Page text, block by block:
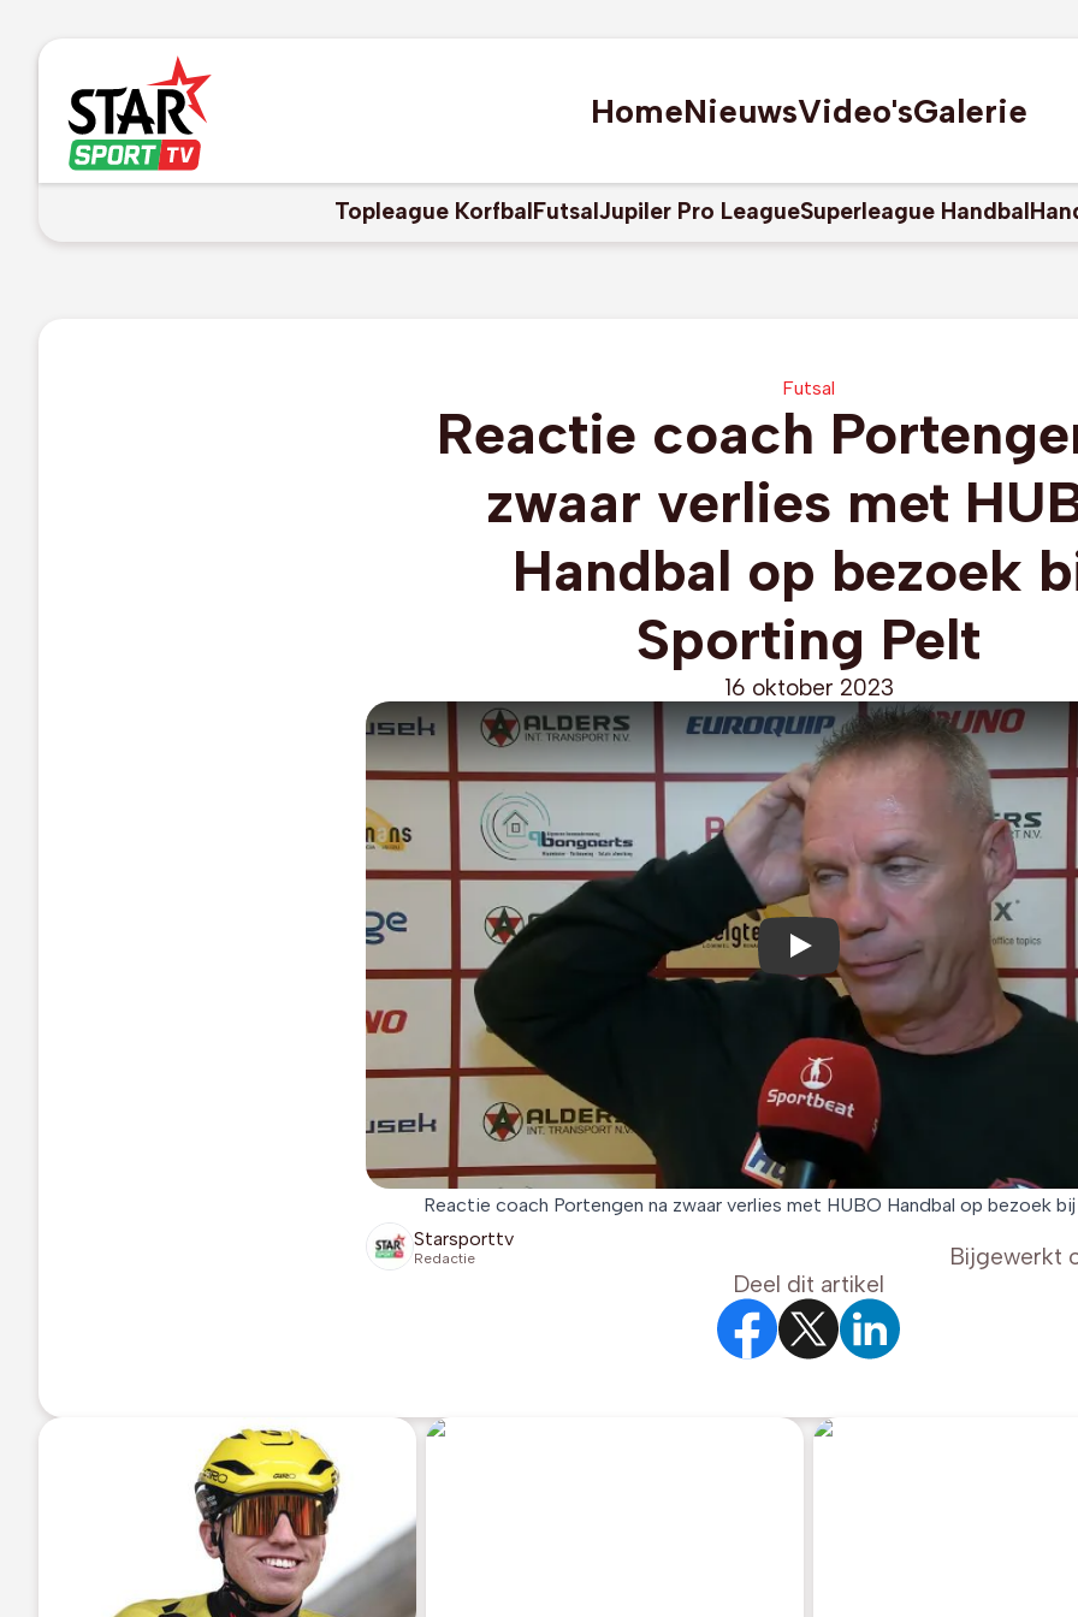
HomeNieuwsVideo'sGalerie
Topleague KorfbalFutsalJupiler Pro LeagueSuperleague Handbal
Futsal
Reactie coach
zwaar verlies met
Handbal op bezoek
Sporting Pelt
16 oktober 2023
Play
Reactie coach Portengen na zwaar verlies met HUBO Handbal op bezoek
Starsporttv
Redactie
Bijgewerkt
Deel dit artikel